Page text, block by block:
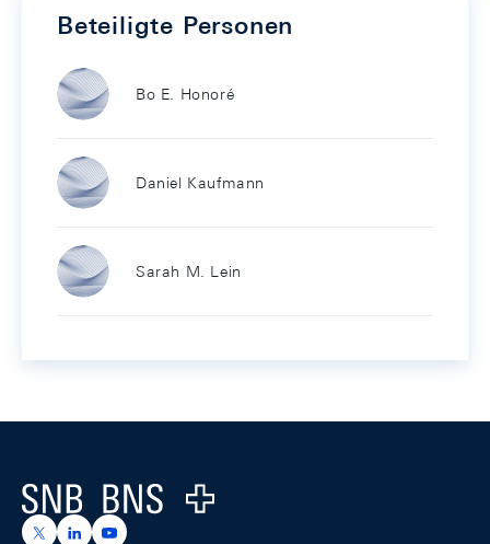
Beteiligte Personen
Bo E. Honoré
Daniel Kaufmann
Sarah M. Lein
Logo
https://x.com/snb_bns
https://ch.linkedin.com/company/swiss-national-
https://www.youtube.com/@swissnationalbank